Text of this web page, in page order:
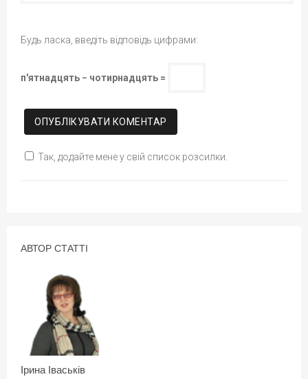
Будь ласка, введіть відповідь цифрами:
п'ятнадцять − чотирнадцять =
Так, додайте мене у свій список розсилки.
АВТОР СТАТТІ
Ірина Іваськів